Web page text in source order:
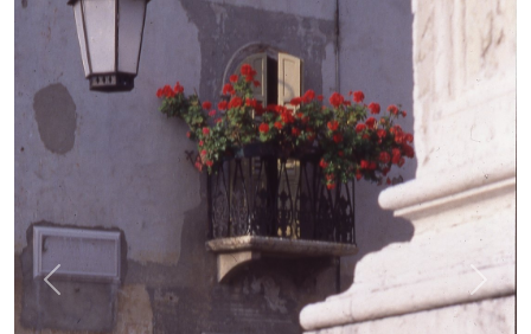
Previous Next